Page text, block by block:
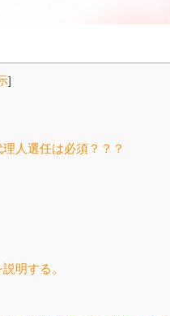
]
人選任は必須？？？
明する。